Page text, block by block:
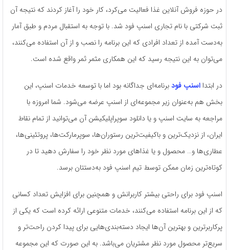
در حوزه فروش آنلاین غذا فعالیت می‌کرد، کار خود را آغاز کردند که نتیجه آن
ثبت شرکتی با نام تجاری اسنپ فود شد. با توجه به استقبال مردم و طبق آمار
به‌دست آمده از تعداد افرادی که این برنامه را نصب و از آن استفاده می‌کنند،
می‌توان به این نتیجه رسید که این همکاری مثمر ثمر واقع شده است.
در ابتدااسنپ فودبرنامه‌ای جداگانه بود اما با توسعه خدمات اسنپ، این
بخش هم به‌عنوان زیر مجموعه‌ای از اسنپ عرضه می‌شود. شما امروزه با
مراجعه به سایت اسنپ و یا دانلود سوپراپلیکیشن آن می‌توانید از تمام نقاط
ایران، از نزدیک‌ترین و باکیفیت‌ترین رستوران‌ها، سوپرمارکت‌ها، پروتئینی‌ها،
عطاری‌ها و… محصول و یا غذاهای مورد نظر خود را سفارش دهید تا در
کوتاه‌ترین زمان ممکن توسط تیم اسنپ فود به‌دستتان برسد.
اسنپ فود برای راحتی بیشتر کاربرانش و همچنین برای افزایش تعداد کسانی
که از این برنامه استفاده می‌کنند، خدمات متنوعی ارائه کرده‌ است که یکی از
پرکاربرترین و بهترین آن‌ها ایجاد دسته‌بندی‌هایی برای پیدا کردن راحت‌تر و
سریع‌تر محصول مورد نظر مشتریان می‌باشد. به این صورت که این مجموعه